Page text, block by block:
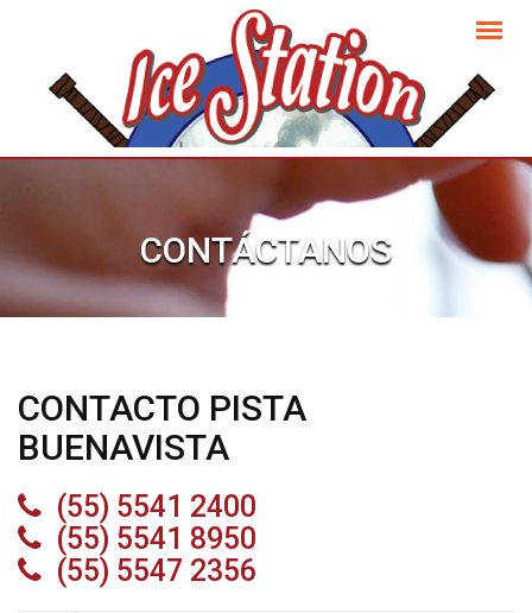
CONTÁCTANOS
CONTACTO PISTA
BUENAVISTA
(55) 5541 2400
(55) 5541 8950
(55) 5547 2356